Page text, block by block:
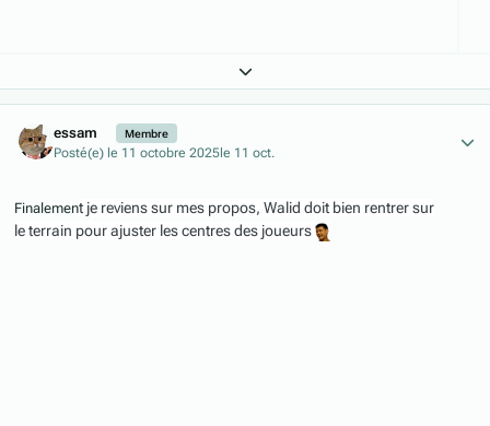
Expand topic overview
essam Membre
Posté(e) le 11 octobre 2025le 11 oct.
Finalement je reviens sur mes propos, Walid doit bien rentrer sur
le terrain pour ajuster les centres des joueurs